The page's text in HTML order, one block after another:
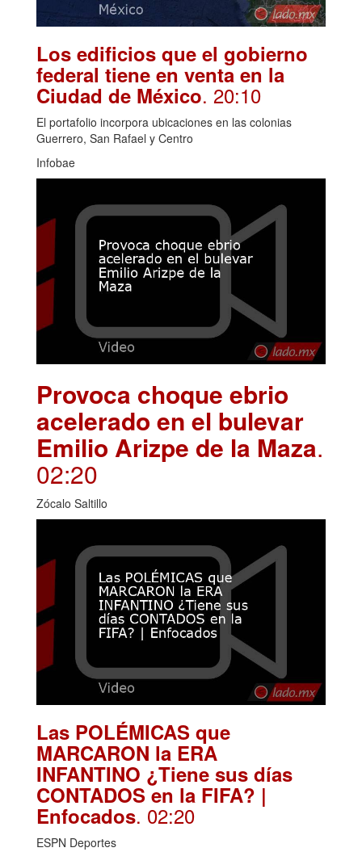
Los edificios que el gobierno
federal tiene en venta en la
Ciudad de México. 20:10
El portafolio incorpora ubicaciones en las colonias
Guerrero, San Rafael y Centro
Infobae
Provoca choque ebrio
acelerado en el bulevar
Emilio Arizpe de la Maza.
02:20
Zócalo Saltillo
Las POLÉMICAS que
MARCARON la ERA
INFANTINO ¿Tiene sus días
CONTADOS en la FIFA? |
Enfocados. 02:20
ESPN Deportes